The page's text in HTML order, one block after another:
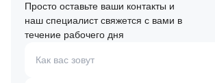
Просто оставьте ваши контакты и
наш специалист свяжется с вами в
течение рабочего дня
Как вас зовут